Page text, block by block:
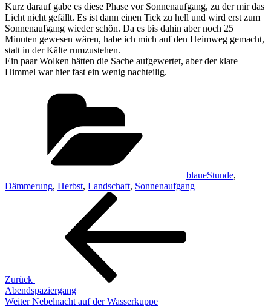
Kurz darauf gabe es diese Phase vor Sonnenaufgang, zu der mir das
Licht nicht gefällt. Es ist dann einen Tick zu hell und wird erst zum
Sonnenaufgang wieder schön. Da es bis dahin aber noch 25
Minuten gewesen wären, habe ich mich auf den Heimweg gemacht,
statt in der Kälte rumzustehen.
Ein paar Wolken hätten die Sache aufgewertet, aber der klare
Himmel war hier fast ein wenig nachteilig.
blaueStunde,
Dämmerung, Herbst, Landschaft, Sonnenaufgang
Beitragsnavigation
Zurück
Abendspaziergang
Nächster
Weiter Nebelnacht auf der Wasserkuppe